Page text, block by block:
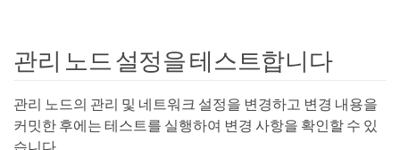
관리 노드 설정을 테스트합니다
관리 노드의 관리 및 네트워크 설정을 변경하고 변경 내용을
커밋한 후에는 테스트를 실행하여 변경 사항을 확인할 수 있
습니다.